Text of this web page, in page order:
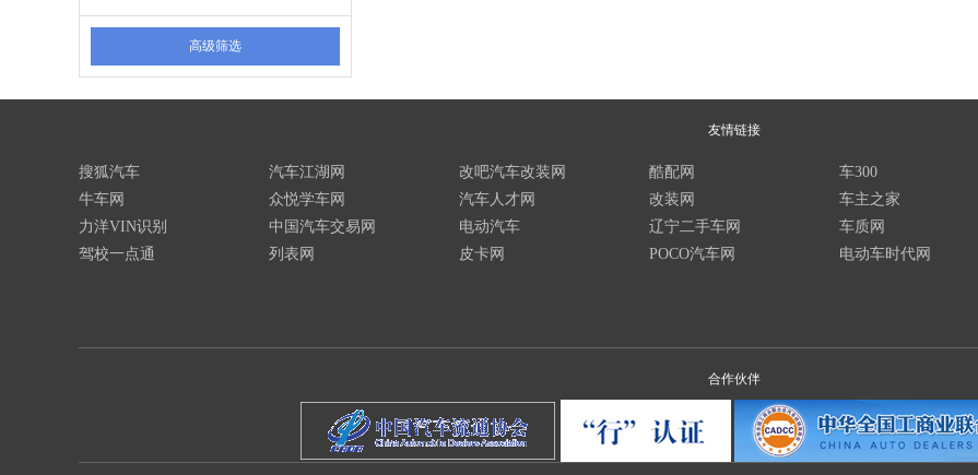
高级筛选
友情链接
搜狐汽车
牛车网
力洋VIN识别
驾校一点通
汽车江湖网
众悦学车网
中国汽车交易网
列表网
改吧汽车改装网
汽车人才网
电动汽车
皮卡网
酷配网
改装网
辽宁二手车网
POCO汽车网
车300
车主之家
车质网
电动车时代网
合作伙伴